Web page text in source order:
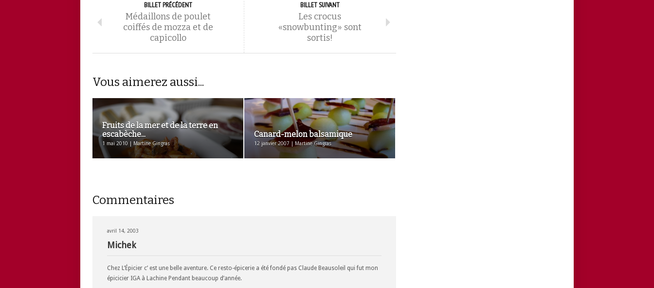
BILLET PRÉCÉDENT
Médaillons de poulet
coiffés de mozza et de
capicollo
BILLET SUIVANT
Les crocus
«snowbunting» sont
sortis!
Vous aimerez aussi...
Fruits de la mer et de la terre en
escabèche...
1 mai 2010 | Martine Gingras
Canard-melon balsamique
12 janvier 2007 | Martine Gingras
Commentaires
avril 14, 2003
Michek
Chez L’Épicier c’ est une belle aventure. Ce resto-épicerie a été fondé pas Claude Beausoleil qui fut mon
épicicier IGA à Lachine Pendant beaucoup d’année.